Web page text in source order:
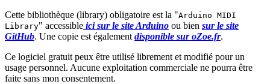
Cette bibliothèque (library) obligatoire est la "Arduino MIDI
Library" accessible ici sur le site Arduino ou bien sur le site
GitHub. Une copie est également disponible sur oZoe.fr.
Ce logiciel gratuit peux être utilisé librement et modifié pour un
usage personnel. Aucune exploitation commerciale ne pourra être
faite sans mon consentement.